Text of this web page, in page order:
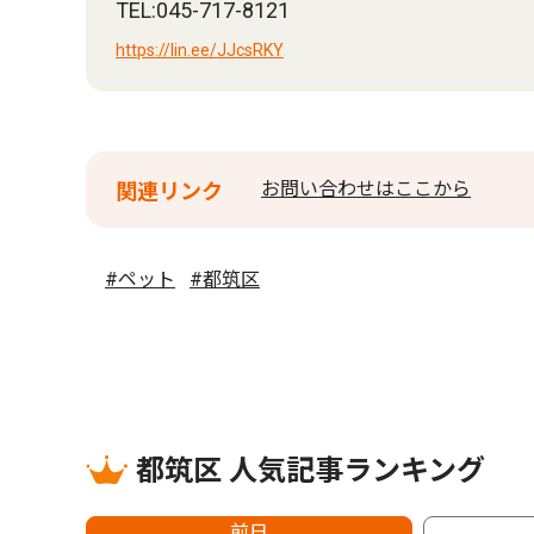
TEL:045-717-8121
https://lin.ee/JJcsRKY
関連リンク お問い合わせはここから
#ペット #都筑区
都筑区 人気記事ランキング